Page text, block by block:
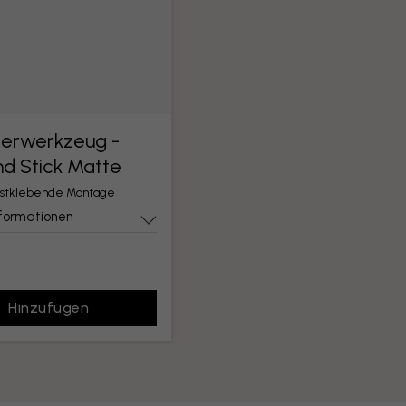
-
Stick Matte
Montage
Hinzufügen